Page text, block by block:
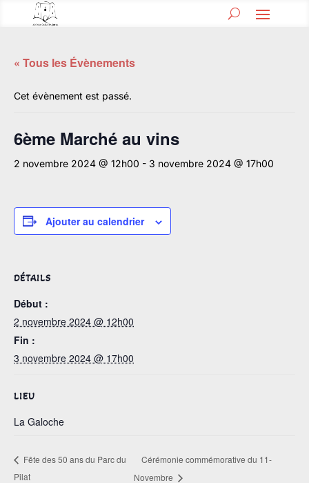
« Tous les Évènements
Cet évènement est passé.
6ème Marché au vins
2 novembre 2024 @ 12h00 - 3 novembre 2024 @ 17h00
Ajouter au calendrier
DÉTAILS
Début :
2 novembre 2024 @ 12h00
Fin :
3 novembre 2024 @ 17h00
LIEU
La Galoche
Fête des 50 ans du Parc du
Pilat
Cérémonie commémorative du 11-
Novembre